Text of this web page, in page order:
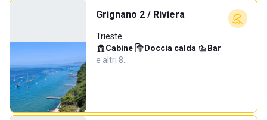
Grignano 2 / Riviera
Trieste
Cabine· Doccia calda· Bar·
e altri 8…